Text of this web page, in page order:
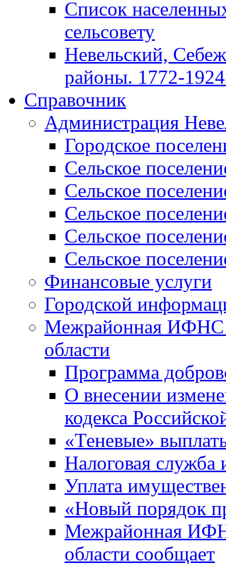
Список
сельсовету
Невельский,
районы. 1772-1924
Справочник
Администрация
Городское
Сельское
Сельское
Сельское
Сельское
Сельское
Финансовые услуги
Городской
Межрайонная ИФНС
области
Программа
О внесении
кодекса
«Теневые»
Налоговая служба
Уплата
«Новый порядок
Межрайонная
области сообщает